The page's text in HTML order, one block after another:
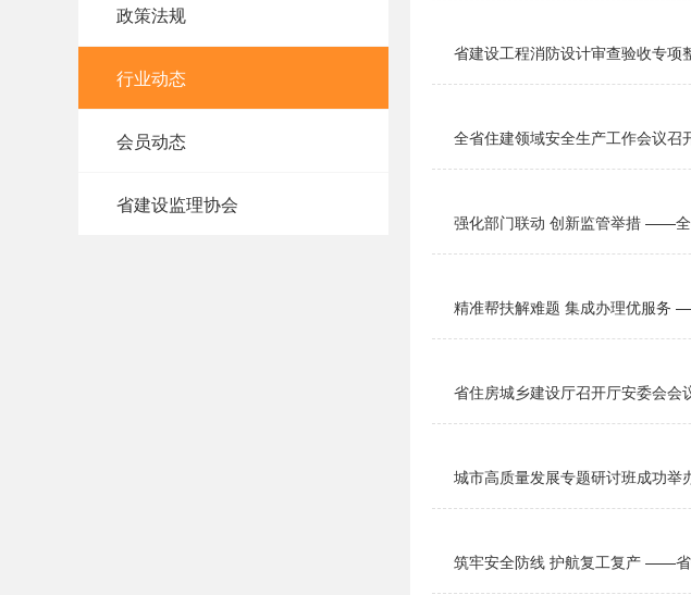
政策法规
行业动态
会员动态
省建设监理协会
省建设工程消防设计审查验收专项
全省住建领域安全生产工作会议召
强化部门联动 创新监管举措 ——
精准帮扶解难题 集成办理优服务
省住房城乡建设厅召开厅安委会
城市高质量发展专题研讨班成功举
筑牢安全防线 护航复工复产 ——